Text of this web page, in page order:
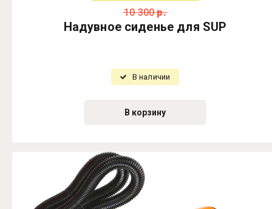
10 300 р.
Надувное сиденье для SUP
В наличии
В корзину